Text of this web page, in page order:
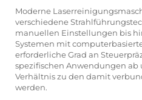
Moderne
verschiedene
manuellen Einstellungen bis
Systemen mit
erforderliche Grad an
spezifischen Anwendungen ab
Verhältnis zu den damit
werden.